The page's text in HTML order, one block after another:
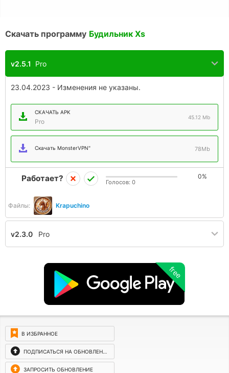
Скачать программу Будильник Xs
v2.5.1 Pro
23.04.2023 - Изменения не указаны.
СКАЧАТЬ APK
Pro
45.12 Mb
Скачать MonsterVPN" 78Mb
Файлы: Krapuchino
Работает? 0%
Голосов: 0
v2.3.0 Pro
free
В ИЗБРАННОЕ
ПОДПИСАТЬСЯ НА ОБНОВЛЕНИЯ
ЗАПРОСИТЬ ОБНОВЛЕНИЕ